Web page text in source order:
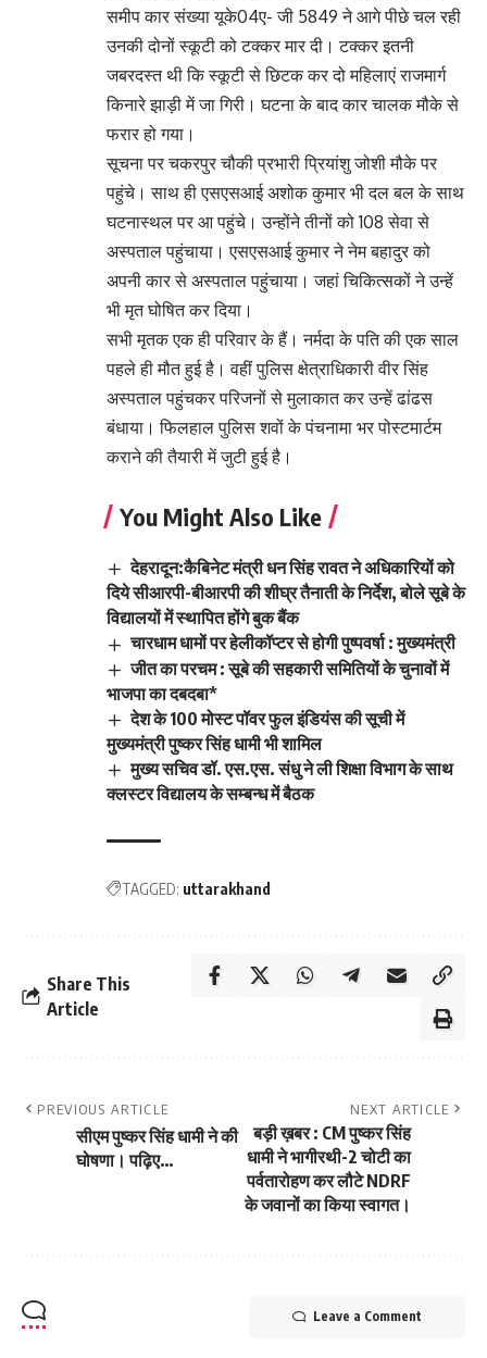
समीप कार संख्या यूके04ए- जी 5849 ने आगे पीछे चल रही
उनकी दोनों स्कूटी को टक्कर मार दी। टक्कर इतनी
जबरदस्त थी कि स्कूटी से छिटक कर दो महिलाएं राजमार्ग
किनारे झाड़ी में जा गिरी। घटना के बाद कार चालक मौके से
फरार हो गया।
सूचना पर चकरपुर चौकी प्रभारी प्रियांशु जोशी मौके पर
पहुंचे। साथ ही एसएसआई अशोक कुमार भी दल बल के साथ
घटनास्थल पर आ पहुंचे। उन्होंने तीनों को 108 सेवा से
अस्पताल पहुंचाया। एसएसआई कुमार ने नेम बहादुर को
अपनी कार से अस्पताल पहुंचाया। जहां चिकित्सकों ने उन्हें
भी मृत घोषित कर दिया।
सभी मृतक एक ही परिवार के हैं। नर्मदा के पति की एक साल
पहले ही मौत हुई है। वहीं पुलिस क्षेत्राधिकारी वीर सिंह
अस्पताल पहुंचकर परिजनों से मुलाकात कर उन्हें ढांढस
बंधाया। फिलहाल पुलिस शवों के पंचनामा भर पोस्टमार्टम
कराने की तैयारी में जुटी हुई है।
You Might Also Like
देहरादून:कैबिनेट मंत्री धन सिंह रावत ने अधिकारियों को
दिये सीआरपी-बीआरपी की शीघ्र तैनाती के निर्देश, बोले सूबे के
विद्यालयों में स्थापित होंगे बुक बैंक
चारधाम धामों पर हेलीकॉप्टर से होगी पुष्पवर्षा : मुख्यमंत्री
जीत का परचम : सूबे की सहकारी समितियों के चुनावों में
भाजपा का दबदबा*
देश के 100 मोस्ट पॉवर फुल इंडियंस की सूची में
मुख्यमंत्री पुष्कर सिंह धामी भी शामिल
मुख्य सचिव डॉ. एस.एस. संधु ने ली शिक्षा विभाग के साथ
क्लस्टर विद्यालय के सम्बन्ध में बैठक
TAGGED: uttarakhand
Share This
Article
PREVIOUS ARTICLE
सीएम पुष्कर सिंह धामी ने की
घोषणा। पढ़िए…
NEXT ARTICLE
बड़ी ख़बर : CM पुष्कर सिंह
धामी ने भागीरथी-2 चोटी का
पर्वतारोहण कर लौटे NDRF
के जवानों का किया स्वागत।
Leave a Comment